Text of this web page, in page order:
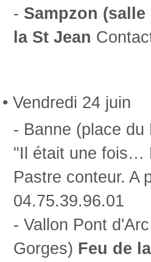
- Sampzon
la St Jean
• Vendredi 24 juin
- Banne (place
"Il était une fois…
Pastre conteur. A
04.75.39.96.01
- Vallon Pont
Gorges) Feu de